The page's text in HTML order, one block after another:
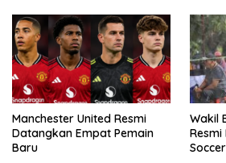
Manchester United Resmi
Datangkan Empat Pemain
Baru
Wakil
Resmi